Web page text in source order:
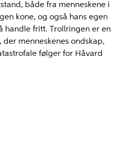
både fra menneskene i
kone, og også hans egen
handle fritt. Trollringen er en
menneskenes ondskap,
følger for Håvard